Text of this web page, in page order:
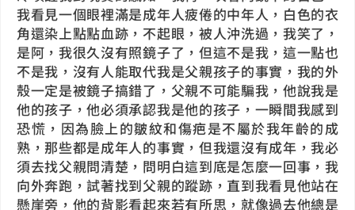
我看見一個眼裡滿是成年人疲倦的中年人，白色的衣
角還染上點點血跡，不起眼，被人沖洗過，我笑了，
是阿，我很久沒有照鏡子了，但這不是我，這一點也
不是我，沒有人能取代我是父親孩子的事實，我的外
殼一定是被鏡子搞錯了，父親不可能騙我，他說我是
他的孩子，他必須承認我是他的孩子，一瞬間我感到
恐慌，因為臉上的皺紋和傷疤是不屬於我年齡的成
熟，那些都是成年人的事實，但我還沒有成年，我必
須去找父親問清楚，問明白這到底是怎麼一回事，我
向外奔跑，試著找到父親的蹤跡，直到我看見他站在
懸崖旁，他的背影看起來若有所思，就像過去他總是